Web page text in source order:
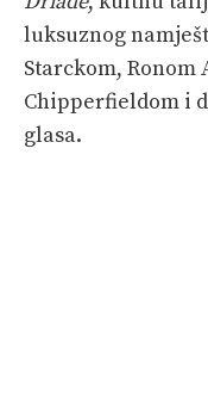
luksuznog
Starckom, Ronom
Chipperfieldom i
glasa.